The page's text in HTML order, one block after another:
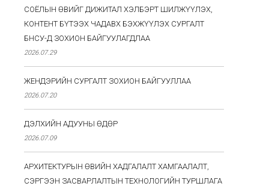
СОЁЛЫН ӨВИЙГ ДИЖИТАЛ ХЭЛБЭРТ ШИЛЖҮҮЛЭХ,
КОНТЕНТ БҮТЭЭХ ЧАДАВХ БЭХЖҮҮЛЭХ СУРГАЛТ
БНСУ-Д ЗОХИОН БАЙГУУЛАГДЛАА
2026.07.29
ЖЕНДЭРИЙН СУРГАЛТ ЗОХИОН БАЙГУУЛЛАА
2026.07.20
ДЭЛХИЙН АДУУНЫ ӨДӨР
2026.07.09
АРХИТЕКТУРЫН ӨВИЙН ХАДГАЛАЛТ ХАМГААЛАЛТ,
СЭРГЭЭН ЗАСВАРЛАЛТЫН ТЕХНОЛОГИЙН ТУРШЛАГА